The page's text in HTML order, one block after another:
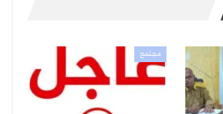
مجتمع